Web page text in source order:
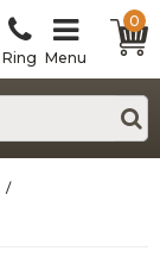
Ring Menu
0
/